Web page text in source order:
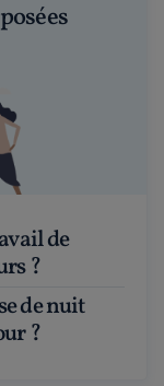
?
?